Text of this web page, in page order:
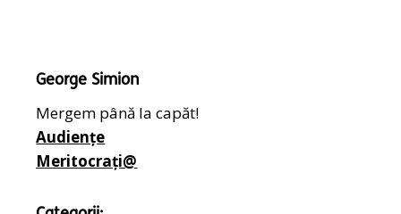
George Simion
Mergem până la capăt!
Audiențe
Meritocrați@